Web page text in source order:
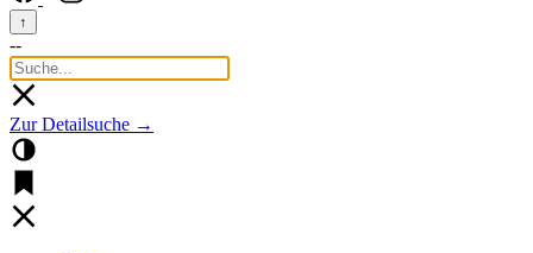
↑
--
Zur Detailsuche →